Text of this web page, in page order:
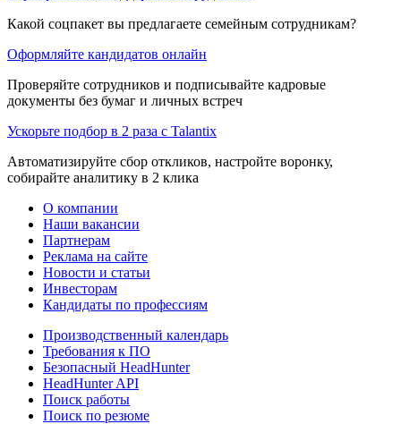
Какой соцпакет вы предлагаете семейным сотрудникам?
Оформляйте кандидатов онлайн
Проверяйте сотрудников и подписывайте кадровые
документы без бумаг и личных встреч
Ускорьте подбор в 2 раза с Talantix
Автоматизируйте сбор откликов, настройте воронку,
собирайте аналитику в 2 клика
О компании
Наши вакансии
Партнерам
Реклама на сайте
Новости и статьи
Инвесторам
Кандидаты по профессиям
Производственный календарь
Требования к ПО
Безопасный HeadHunter
HeadHunter API
Поиск работы
Поиск по резюме